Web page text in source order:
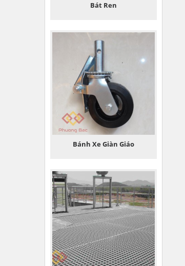
Bát Ren
Bánh Xe Giàn Giáo